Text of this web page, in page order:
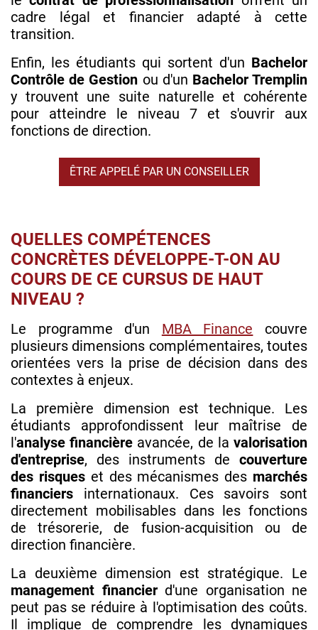
cadre légal et financier adapté à cette
transition.
Enfin, les étudiants qui sortent d'un Bachelor
Contrôle de Gestion ou d'un Bachelor Tremplin
y trouvent une suite naturelle et cohérente
pour atteindre le niveau 7 et s'ouvrir aux
fonctions de direction.
ÊTRE APPELÉ PAR UN CONSEILLER
QUELLES COMPÉTENCES
CONCRÈTES DÉVELOPPE-T-ON AU
COURS DE CE CURSUS DE HAUT
NIVEAU ?
Le programme d'un MBA Finance couvre
plusieurs dimensions complémentaires, toutes
orientées vers la prise de décision dans des
contextes à enjeux.
La première dimension est technique. Les
étudiants approfondissent leur maîtrise de
l'analyse financière avancée, de lavalorisation
d'entreprise, des instruments de couverture
des risqueset des mécanismes des marchés
financiers internationaux. Ces savoirs sont
directement mobilisables dans les fonctions
de trésorerie, de fusion-acquisition ou de
direction financière.
La deuxième dimension est stratégique. Le
management financierd'une organisation ne
peut pas se réduire à l'optimisation des coûts.
Il implique de comprendre les dynamiques